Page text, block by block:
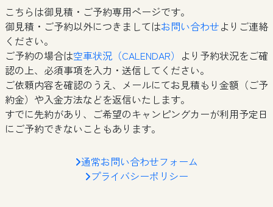
こちらは御見積・ご予約専用ページです。
御見積・ご予約以外につきましてはお問い合わせよりご連絡
ください。
ご予約の場合は空車状況（CALENDAR） より予約状況をご確
認の上、必須事項を入力・送信してください。
ご依頼内容を確認のうえ、メールにてお見積もり金額（ご予
約金）や入金方法などを返信いたします。
すでに先約があり、ご希望のキャンピングカーが利用予定日
にご予約できないこともあります。
通常お問い合わせフォーム
プライバシーポリシー